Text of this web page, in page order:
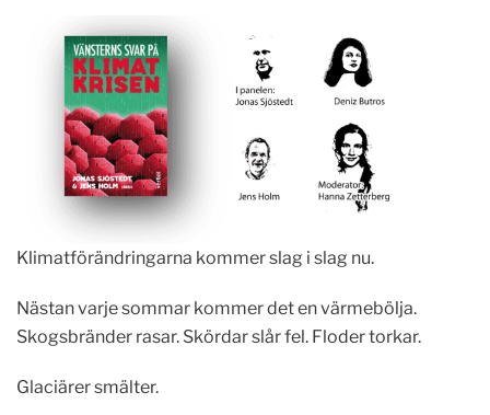
Klimatförändringarna kommer slag i slag nu.
Nästan varje sommar kommer det en värmebölja.
Skogsbränder rasar. Skördar slår fel. Floder torkar.
Glaciärer smälter.